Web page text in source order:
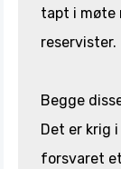
tapt i møte
reservister.
Begge
Det er krig
forsvaret